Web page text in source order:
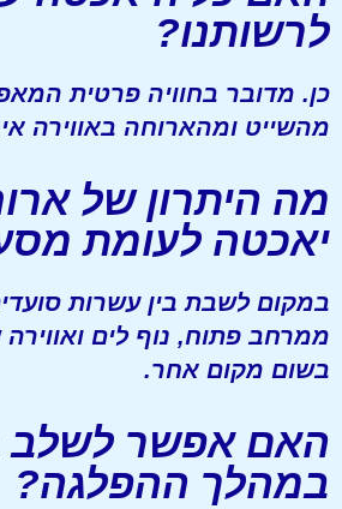
לרשותנו?
כן. מדובר בחוויה פרטית
מהשייט ומהארוחה באווירה
מה היתרון של
יאכטה לעומת
במקום לשבת בין עשרות
ממרחב פתוח, נוף לים
בשום מקום אחר.
האם אפשר לשלב
במהלך ההפלגה?